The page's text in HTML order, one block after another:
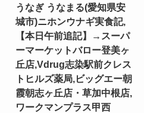
うなぎ うなまる(愛知県安
城市)ニホンウナギ実食記,
【本日午前追記】→スーパ
ーマーケットバロー登美ヶ
丘店,Vdrug志染駅前クレス
トヒルズ薬局,ビッグエー朝
霞朝志ヶ丘店・草加中根店,
ワークマンプラス甲西